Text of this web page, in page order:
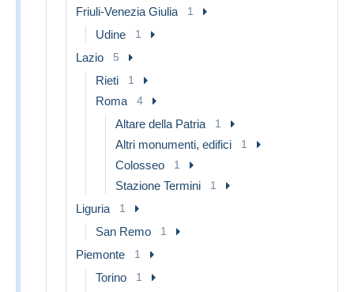
Friuli-Venezia Giulia 1
Udine 1
Lazio 5
Rieti 1
Roma 4
Altare della Patria 1
Altri monumenti, edifici 1
Colosseo 1
Stazione Termini 1
Liguria 1
San Remo 1
Piemonte 1
Torino 1